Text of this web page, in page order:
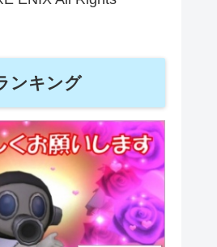
ンキング